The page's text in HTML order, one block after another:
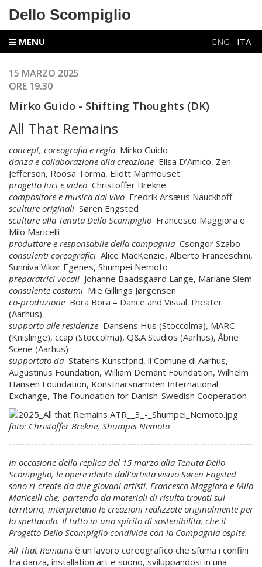
Dello Scompiglio
MENU ENG ITA
15 MARZO 2025
ORE 19.30
Mirko Guido - Shifting Thoughts (DK)
All That Remains
concept, coreografia e regia Mirko Guido
danza e collaborazione alla creazione Elisa D’Amico, Zen
Jefferson, Roosa Törma, Eliott Marmouset
progetto luci e video Christoffer Brekne
compositore e musica dal vivo Fredrik Arsæus Nauckhoff
sculture originali Søren Engsted
sculture alla Tenuta Dello Scompiglio Francesco Maggiora e
Milo Maricelli
produttore e responsabile della compagnia Csongor Szabo
consulenti coreografici Alice MacKenzie, Alberto Franceschini,
Sunniva Vikør Egenes, Shumpei Nemoto
preparatrici vocali Johanne Baadsgaard Lange, Mariane Siem
consulente costumi Mie Gillings Jørgensen
co-produzione Bora Bora – Dance and Visual Theater
(Aarhus)
supporto alle residenze Dansens Hus (Stoccolma), MARC
(Knislinge), ccap (Stoccolma), Q&A Studios (Aarhus), Åbne
Scene (Aarhus)
supportato da Statens Kunstfond, il Comune di Aarhus,
Augustinus Foundation, William Demant Foundation, Wilhelm
Hansen Foundation, Konstnärsnämden International
Exchange, The Foundation for Danish-Swedish Cooperation
foto: Christoffer Brekne, Shumpei Nemoto
In occasione della replica del 15 marzo alla Tenuta Dello
Scompiglio, le opere ideate dall’artista visivo Søren Engsted
sono ri-create da due giovani artisti, Francesco Maggiora e Milo
Maricelli che, partendo da materiali di risulta trovati sul
territorio, interpretano le creazioni realizzate originalmente per
lo spettacolo. Il tutto in uno spirito di sostenibilità, che il
Progetto Dello Scompiglio condivide con la Compagnia ospite.
All That Remains è un lavoro coreografico che sfuma i confini
tra danza, installation art e suono, sviluppandosi in una